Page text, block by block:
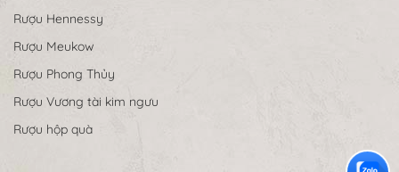
Rượu Hennessy
Rượu Meukow
Rượu Phong Thủy
Rượu Vương tài kim ngưu
Rượu hộp quà